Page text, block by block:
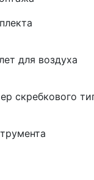
для воздуха
скребкового